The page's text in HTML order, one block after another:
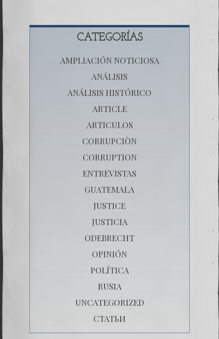
CATEGORÍAS
AMPLIACIÓN NOTICIOSA
ANÁLISIS
ANÁLISIS HISTÓRICO
ARTICLE
ARTICULOS
CORRUPCIÒN
CORRUPTION
ENTREVISTAS
GUATEMALA
JUSTICE
JUSTICIA
ODEBRECHT
OPINIÓN
POLÍTICA
RUSIA
UNCATEGORIZED
СТАТЬИ